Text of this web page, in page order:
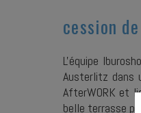
cession
L'équipe
Austerlitz dans
AfterWORK et
belle terrasse